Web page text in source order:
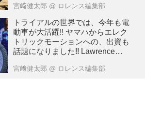
宮﨑健太郎 @ ロレンス編集部
トライアルの世界では、今年も電
動車が大活躍!! ヤマハからエレク
トリックモーションへの、出資も
話題になりました!! Lawrenceが
宮﨑健太郎 @ ロレンス編集部